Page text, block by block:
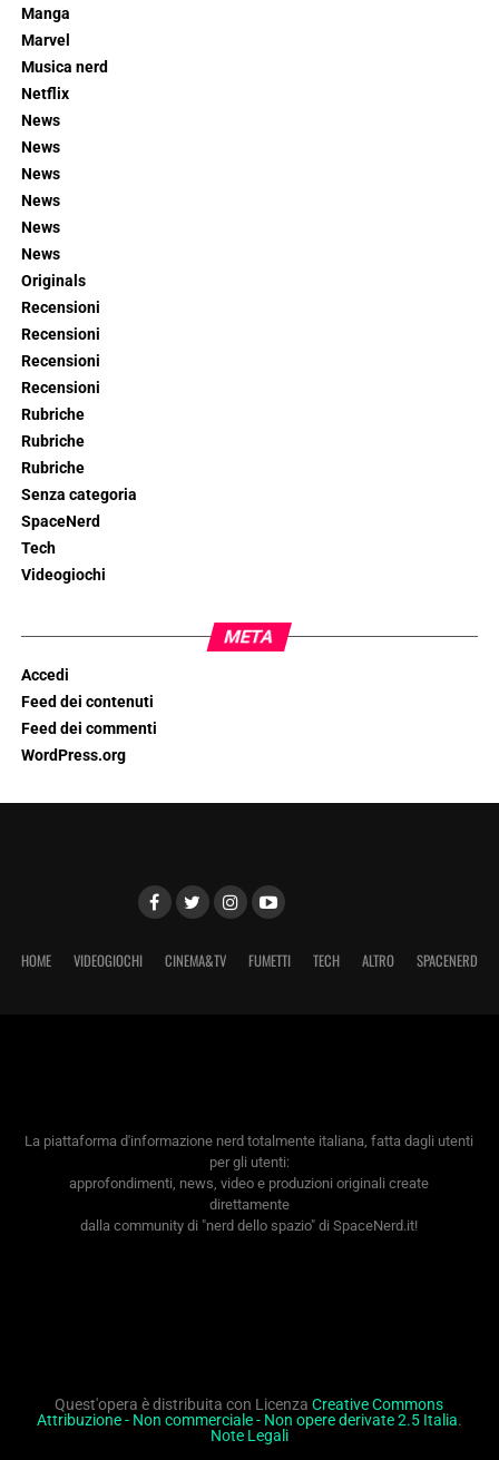
Manga
Marvel
Musica nerd
Netflix
News
News
News
News
News
News
Originals
Recensioni
Recensioni
Recensioni
Recensioni
Rubriche
Rubriche
Rubriche
Senza categoria
SpaceNerd
Tech
Videogiochi
META
Accedi
Feed dei contenuti
Feed dei commenti
WordPress.org
HOME VIDEOGIOCHI CINEMA&TV FUMETTI TECH ALTRO SPACENERD
La piattaforma d'informazione nerd totalmente italiana, fatta dagli utenti
per gli utenti:
approfondimenti, news, video e produzioni originali create
direttamente
dalla community di "nerd dello spazio" di SpaceNerd.it!
Quest'opera è distribuita con LicenzaCreative Commons
Attribuzione - Non commerciale - Non opere derivate 2.5 Italia.
Note Legali